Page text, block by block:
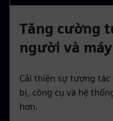
Tăng cường
người và máy
Cải thiện sự tương
bị, công cụ và hệ
hơn.